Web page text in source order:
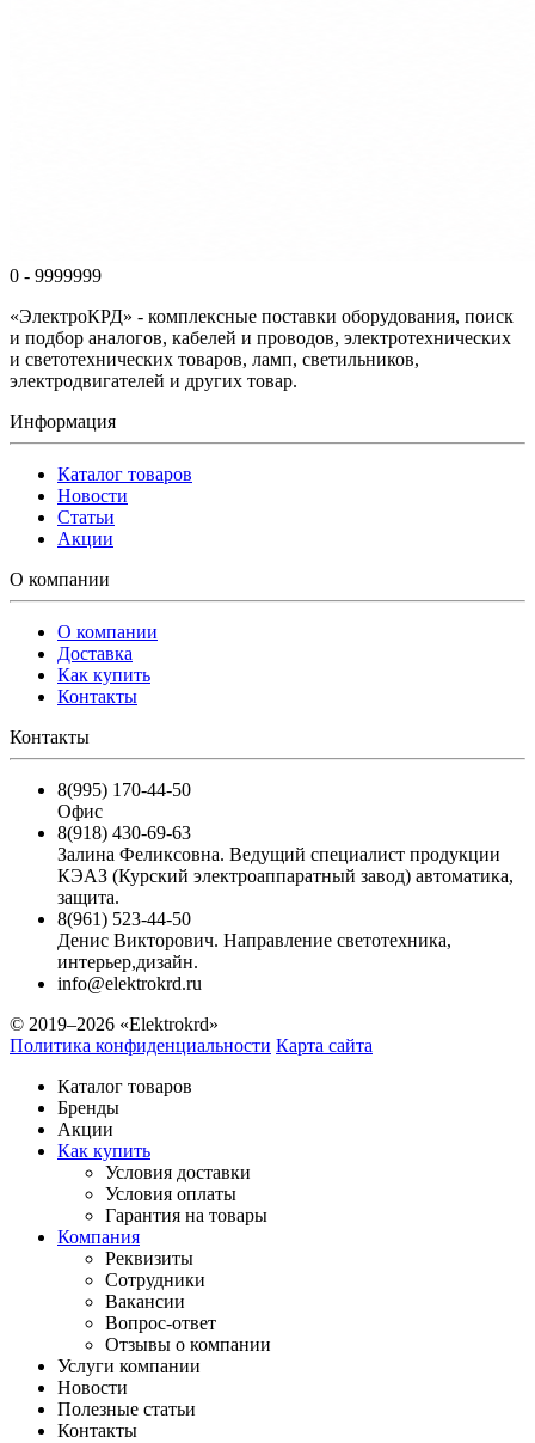
0 - 9999999
«ЭлектроКРД» - комплексные поставки оборудования, поиск
и подбор аналогов, кабелей и проводов, электротехнических
и светотехнических товаров, ламп, светильников,
электродвигателей и других товар.
Информация
Каталог товаров
Новости
Статьи
Акции
О компании
О компании
Доставка
Как купить
Контакты
Контакты
8(995) 170-44-50
Офис
8(918) 430-69-63
Залина Феликсовна. Ведущий специалист продукции
КЭАЗ (Курский электроаппаратный завод) автоматика,
защита.
8(961) 523-44-50
Денис Викторович. Направление светотехника,
интерьер,дизайн.
info@elektrokrd.ru
© 2019–2026 «Elektrokrd»
Политика конфиденциальности Карта сайта
Каталог товаров
Бренды
Акции
Как купить
Условия доставки
Условия оплаты
Гарантия на товары
Компания
Реквизиты
Сотрудники
Вакансии
Вопрос-ответ
Отзывы о компании
Услуги компании
Новости
Полезные статьи
Контакты